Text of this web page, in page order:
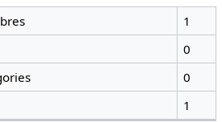
1
0
0
1